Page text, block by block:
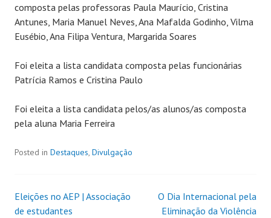
composta pelas professoras Paula Maurício, Cristina
Antunes, Maria Manuel Neves, Ana Mafalda Godinho, Vilma
Eusébio, Ana Filipa Ventura, Margarida Soares
Foi eleita a lista candidata composta pelas funcionárias
Patrícia Ramos e Cristina Paulo
Foi eleita a lista candidata pelos/as alunos/as composta
pela aluna Maria Ferreira
Posted in Destaques, Divulgação
Eleições no AEP | Associação
de estudantes
O Dia Internacional pela
Eliminação da Violência